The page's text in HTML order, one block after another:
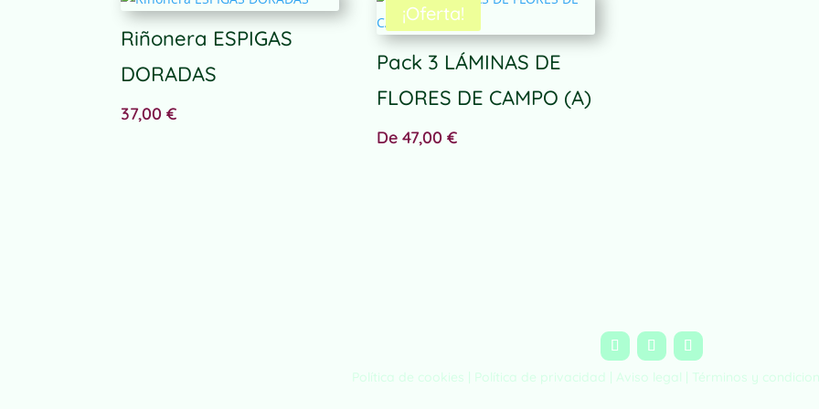
Riñonera ESPIGAS
DORADAS
37,00 €
¡Oferta!
Pack 3 LÁMINAS DE
FLORES DE CAMPO (A)
De 47,00€
Política de cookies | Política de privacidad | Aviso legal | Términos y